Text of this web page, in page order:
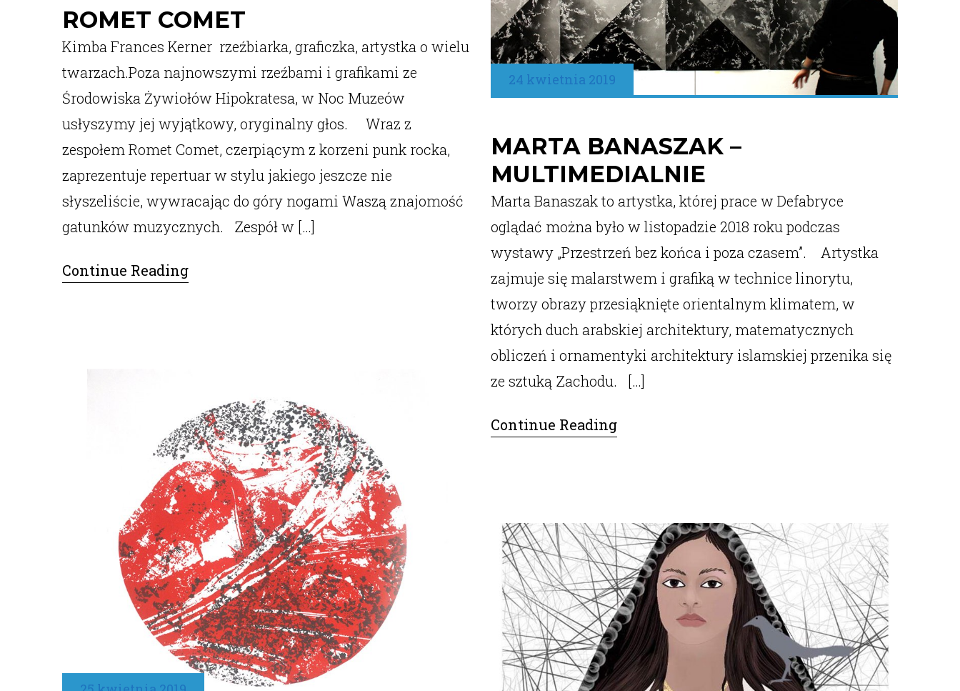
ROMET COMET
Kimba Frances Kerner rzeźbiarka, graficzka, artystka o wielu
twarzach.Poza najnowszymi rzeźbami i grafikami ze
Środowiska Żywiołów Hipokratesa, w Noc Muzeów
usłyszymy jej wyjątkowy, oryginalny głos. Wraz z
zespołem Romet Comet, czerpiącym z korzeni punk rocka,
zaprezentuje repertuar w stylu jakiego jeszcze nie
słyszeliście, wywracając do góry nogami Waszą znajomość
gatunków muzycznych. Zespół w […]
Continue Reading
24 kwietnia 2019
MARTA BANASZAK –
MULTIMEDIALNIE
Marta Banaszak to artystka, której prace w Defabryce
oglądać można było w listopadzie 2018 roku podczas
wystawy „Przestrzeń bez końca i poza czasem”. Artystka
zajmuje się malarstwem i grafiką w technice linorytu,
tworzy obrazy przesiąknięte orientalnym klimatem, w
których duch arabskiej architektury, matematycznych
obliczeń i ornamentyki architektury islamskiej przenika się
ze sztuką Zachodu. […]
Continue Reading